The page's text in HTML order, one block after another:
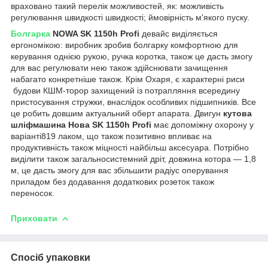
враховано такий перелік можливостей, як: можливість
регулювання швидкості швидкості; ймовірність м'якого пуску.
Болгарка NOWA SK 1150h Profi девайс виділяється
ергономікою: виробник зробив болгарку комфортною для
керування однією рукою, ручка коротка, також це дасть змогу
для вас регулювати нею також здійснювати зачищення
набагато конкретніше також. Крім Охаря, є характерні риси
будови КШМ-торор захищений із потрапляння всередину
пристосування стружки, внаслідок особливих підшипників. Все
це робить довшим актуальний оберт апарата. Двигун кутова
шліфмашина Нова SK 1150h Profi має допоміжну охорону у
варіанті819 лаком, що також позитивно впливає на
продуктивність також міцності найбільш аксесуара. Потрібно
виділити також загальносистемний дріт, довжина котора — 1,8
м, це дасть змогу для вас збільшити радіус оперування
приладом без додавання додаткових розеток також
переносок.
Приховати
Спосіб упаковки